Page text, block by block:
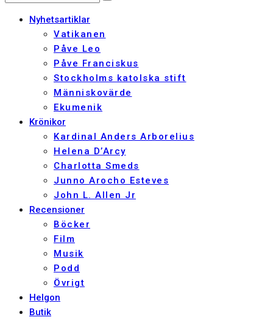
Nyhetsartiklar
Vatikanen
Påve Leo
Påve Franciskus
Stockholms katolska stift
Människovärde
Ekumenik
Krönikor
Kardinal Anders Arborelius
Helena D’Arcy
Charlotta Smeds
Junno Arocho Esteves
John L. Allen Jr
Recensioner
Böcker
Film
Musik
Podd
Övrigt
Helgon
Butik